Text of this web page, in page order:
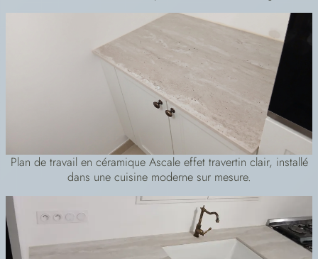
Plan de travail en céramique Ascale effet travertin clair, installé
dans une cuisine moderne sur mesure.